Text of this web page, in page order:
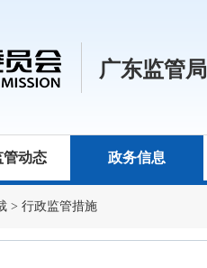
广东监管局
管动态 政务信息
> 行政监管措施